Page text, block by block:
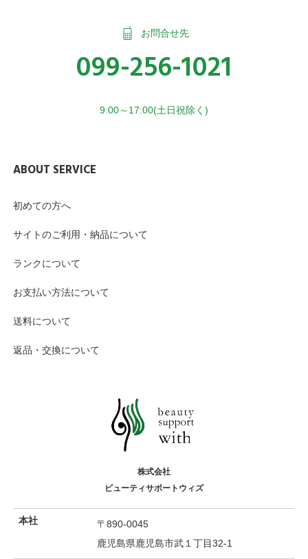
お問合せ先
099-256-1021
9:00～17:00(土日祝除く)
ABOUT SERVICE
初めての方へ
サイトのご利用・納品について
ランクについて
お支払い方法について
送料について
返品・交換について
株式会社
ビューティサポートウィズ
本社
〒890-0045
鹿児島県鹿児島市武１丁目32-1